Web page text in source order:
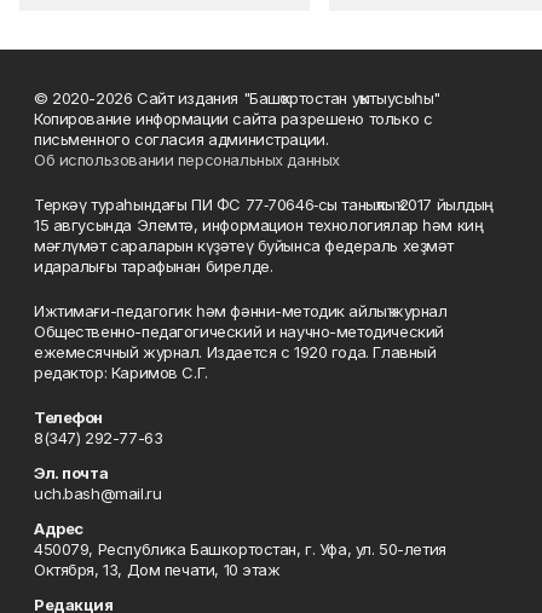
© 2020-2026 Сайт издания "Башҡортостан уҡытыусыһы"
Копирование информации сайта разрешено только с
письменного согласия администрации.
Об использовании персональных данных
Теркәү тураһындағы ПИ ФС 77‑70646‑сы таныҡлыҡ 2017 йылдың
15 авгусында Элемтә, информацион технологиялар һәм киң
мәғлүмәт сараларын күҙәтеү буйынса федераль хеҙмәт
идаралығы тарафынан бирелде.
Ижтимағи-педагогик һәм фәнни-методик айлыҡ журнал
Общественно-педагогический и научно-методический
ежемесячный журнал. Издается с 1920 года. Главный
редактор: Каримов С.Г.
Телефон
8(347) 292-77-63
Эл. почта
uch.bash@mail.ru
Адрес
450079, Республика Башкортостан, г. Уфа, ул. 50-летия
Октября, 13, Дом печати, 10 этаж
Редакция